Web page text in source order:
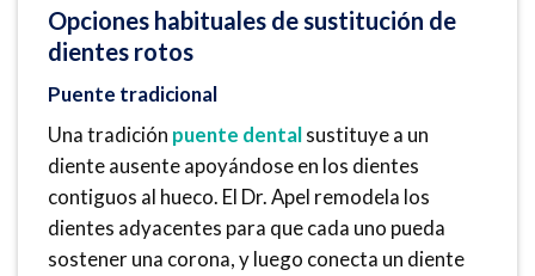
Opciones habituales de sustitución de
dientes rotos
Puente tradicional
Una tradición puente dentalsustituye a un
diente ausente apoyándose en los dientes
contiguos al hueco. El Dr. Apel remodela los
dientes adyacentes para que cada uno pueda
sostener una corona, y luego conecta un diente